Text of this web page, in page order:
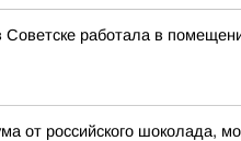
работала в
от российского шоколада,